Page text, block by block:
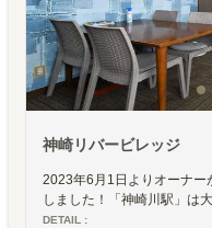
神崎リバービレッジ
2023年6月1日よりオーナー
しました！「神崎川駅」は
DETAIL :